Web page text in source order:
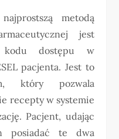
metodą
jest
dostępu w
pacjenta. Jest to
który pozwala
recepty w systemie
Pacjent, udając
posiadać te dwa